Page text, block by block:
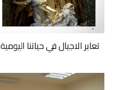
تعابر الاجيال في حياتنا اليومية